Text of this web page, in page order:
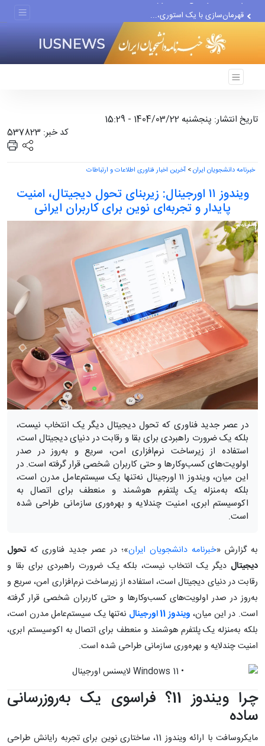
قهرمان‌سازی با یک استوری،...
تاریخ انتشار: پنجشنبه 1404/03/22 - 15:29
کد خبر: 537823
خبرنامه دانشجویان ایران> آخرین اخبار فناوری اطلاعات و ارتباطات
ویندوز ۱۱ اورجینال: زیربنای تحول دیجیتال، امنیت
پایدار و تجربه‌ای نوین برای کاربران ایرانی
در عصر جدید فناوری که تحول دیجیتال دیگر یک انتخاب نیست،
بلکه یک ضرورت راهبردی برای بقا و رقابت در دنیای دیجیتال است،
استفاده از زیرساخت نرم‌افزاری امن، سریع و به‌روز در صدر
اولویت‌های کسب‌وکارها و حتی کاربران شخصی قرار گرفته است. در
این میان، ویندوز ۱۱ اورجینال نه‌تنها یک سیستم‌عامل مدرن است،
بلکه به‌منزله یک پلتفرم هوشمند و منعطف برای اتصال به
اکوسیستم ابری، امنیت چندلایه و بهره‌وری سازمانی طراحی شده
است.
به گزارش «خبرنامه دانشجویان ایران»؛ در عصر جدید فناوری که تحول
دیجیتال دیگر یک انتخاب نیست، بلکه یک ضرورت راهبردی برای بقا و
رقابت در دنیای دیجیتال است، استفاده از زیرساخت نرم‌افزاری امن، سریع و
به‌روز در صدر اولویت‌های کسب‌وکارها و حتی کاربران شخصی قرار گرفته
است. در این میان، ویندوز 11 اورجینال
نه‌تنها یک سیستم‌عامل مدرن است،
بلکه به‌منزله یک پلتفرم هوشمند و منعطف برای اتصال به اکوسیستم ابری،
امنیت چندلایه و بهره‌وری سازمانی طراحی شده است.
چرا ویندوز 11؟ فراسوی یک به‌روزرسانی
ساده
مایکروسافت با ارائه ویندوز 11، ساختاری نوین برای تجربه رایانش طراحی